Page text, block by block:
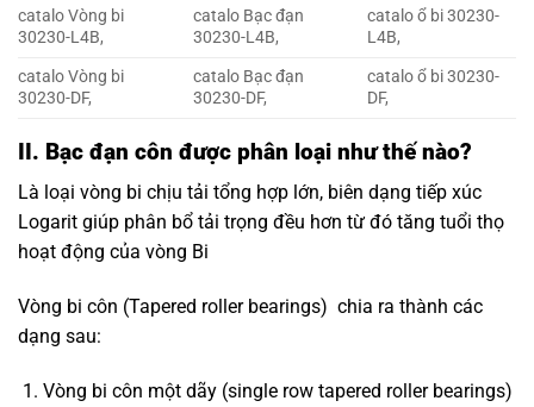
catalo Vòng bi
30230-L4B,
catalo Bạc đạn
30230-L4B,
catalo ổ bi 30230-
L4B,
catalo Vòng bi
30230-DF,
catalo Bạc đạn
30230-DF,
catalo ổ bi 30230-
DF,
II. Bạc đạn côn được phân loại như thế nào?
Là loại vòng bi chịu tải tổng hợp lớn, biên dạng tiếp xúc
Logarit giúp phân bổ tải trọng đều hơn từ đó tăng tuổi thọ
hoạt động của vòng Bi
Vòng bi côn (Tapered roller bearings) chia ra thành các
dạng sau:
Vòng bi côn một dãy (single row tapered roller bearings)